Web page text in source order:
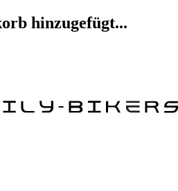
hinzugefügt...